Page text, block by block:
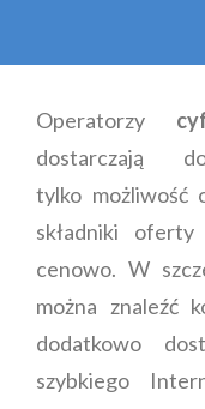
Operatorzy
dostarczają
tylko możliwość
składniki
cenowo. W
można znaleźć
dodatkowo
szybkiego